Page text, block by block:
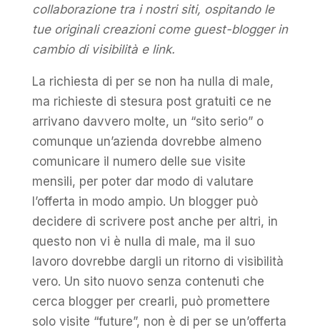
collaborazione tra i nostri siti, ospitando le
tue originali creazioni come guest-blogger in
cambio di visibilità e link.
La richiesta di per se non ha nulla di male,
ma richieste di stesura post gratuiti ce ne
arrivano davvero molte, un “sito serio” o
comunque un’azienda dovrebbe almeno
comunicare il numero delle sue visite
mensili, per poter dar modo di valutare
l’offerta in modo ampio. Un blogger può
decidere di scrivere post anche per altri, in
questo non vi è nulla di male, ma il suo
lavoro dovrebbe dargli un ritorno di visibilità
vero. Un sito nuovo senza contenuti che
cerca blogger per crearli, può promettere
solo visite “future”, non è di per se un’offerta